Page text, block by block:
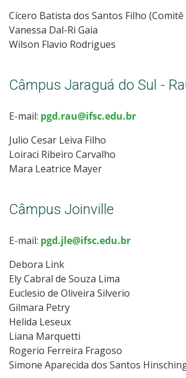
Cícero Batista dos Santos Filho
Vanessa Dal-Ri Gaia
Wilson Flavio Rodrigues
Câmpus Jaraguá do Sul -
E-mail: pgd.rau@ifsc.edu.br
Julio Cesar Leiva Filho
Loiraci Ribeiro Carvalho
Mara Leatrice Mayer
Câmpus Joinville
E-mail: pgd.jle@ifsc.edu.br
Debora Link
Ely Cabral de Souza Lima
Euclesio de Oliveira Silverio
Gilmara Petry
Helida Leseux
Liana Marquetti
Rogerio Ferreira Fragoso
Simone Aparecida dos Santos